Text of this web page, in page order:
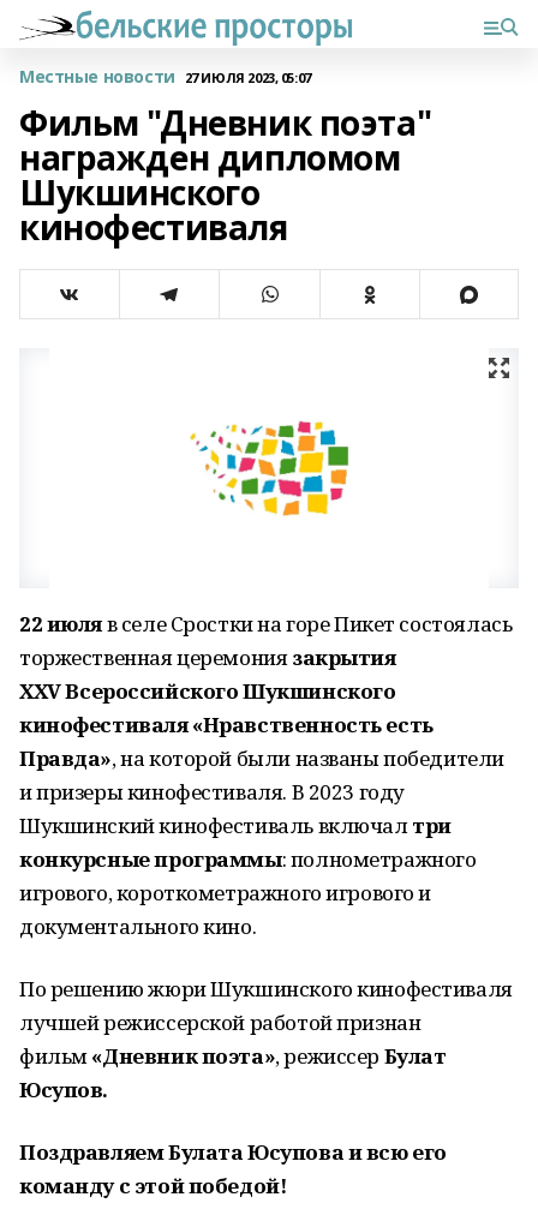
Местные новости 27 ИЮЛЯ 2023, 05:07
Фильм "Дневник поэта"
награжден дипломом
Шукшинского
кинофестиваля
22 июляв селе Сростки на горе Пикет состоялась
торжественная церемониязакрытия
XXVВсероссийского Шукшинского
кинофестиваля «Нравственность есть
Правда», на которой былиназваныпобедители
и призеры кинофестиваля. В 2023 году
Шукшинский кинофестиваль включалтри
конкурсные программы: полнометражного
игрового, короткометражного игрового и
документального кино.
По решению жюри Шукшинского кинофестиваля
лучшей режиссерской работой признан
фильм«Дневник поэта», режиссер Булат
Юсупов.
Поздравляем Булата Юсупова и всю его
команду с этой победой!